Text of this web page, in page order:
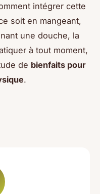
intégrer cette
soit en mangeant,
une douche, la
à tout moment,
de bienfaits pour
.